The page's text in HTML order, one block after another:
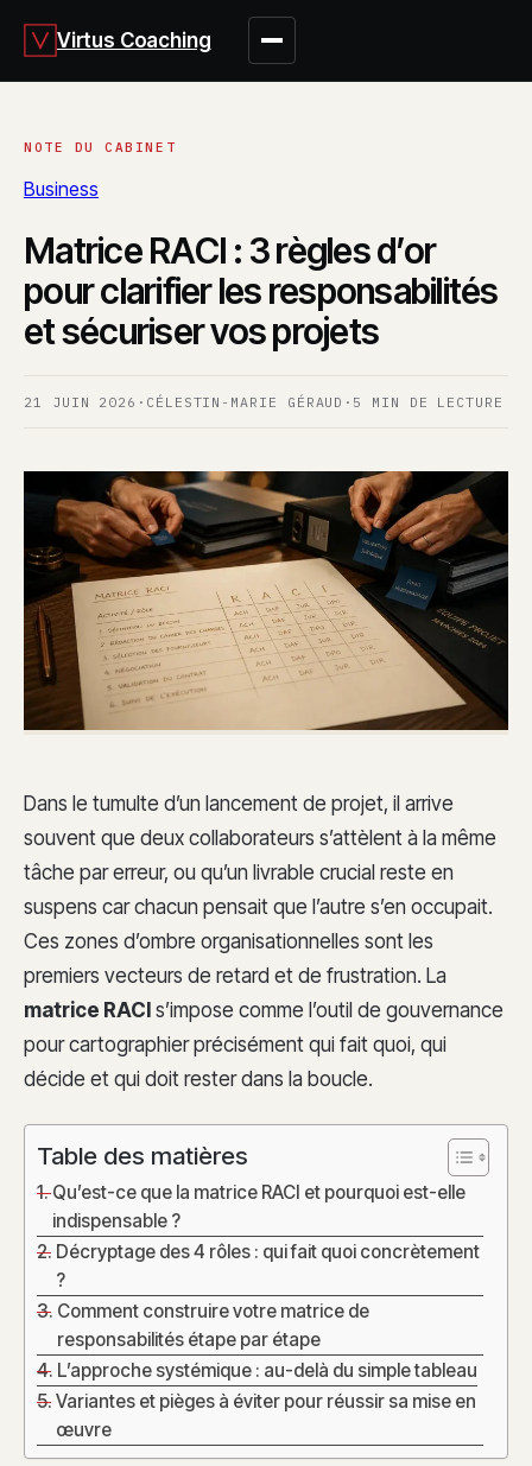
Virtus Coaching
Business
Matrice RACI : 3 règles d’or
pour clarifier les responsabilités
et sécuriser vos projets
21 JUIN 2026 · CÉLESTIN-MARIE GÉRAUD · 5 MIN DE LECTURE
Dans le tumulte d’un lancement de projet, il arrive
souvent que deux collaborateurs s’attèlent à la même
tâche par erreur, ou qu’un livrable crucial reste en
suspens car chacun pensait que l’autre s’en occupait.
Ces zones d’ombre organisationnelles sont les
premiers vecteurs de retard et de frustration. La
matrice RACI s’impose comme l’outil de gouvernance
pour cartographier précisément qui fait quoi, qui
décide et qui doit rester dans la boucle.
Table des matières
Qu’est-ce que la matrice RACI et pourquoi est-elle
indispensable ?
Décryptage des 4 rôles : qui fait quoi concrètement
?
Comment construire votre matrice de
responsabilités étape par étape
L’approche systémique : au-delà du simple tableau
Variantes et pièges à éviter pour réussir sa mise en
œuvre